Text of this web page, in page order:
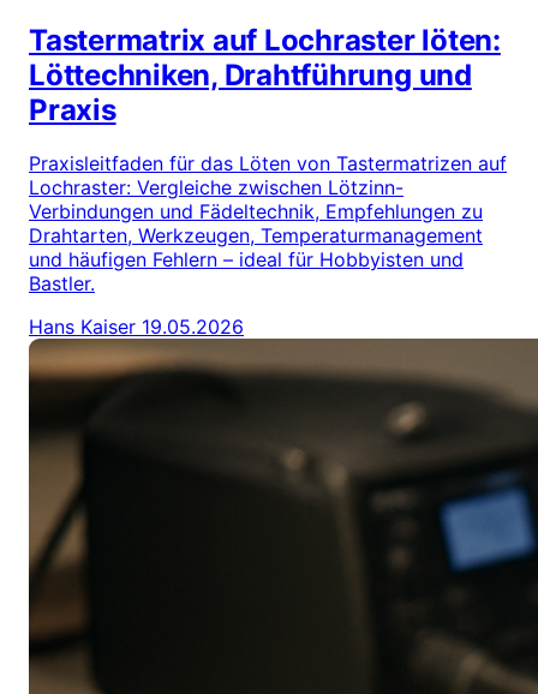
Tastermatrix auf Lochraster löten:
Löttechniken, Drahtführung und
Praxis
Praxisleitfaden für das Löten von Tastermatrizen auf
Lochraster: Vergleiche zwischen Lötzinn-
Verbindungen und Fädeltechnik, Empfehlungen zu
Drahtarten, Werkzeugen, Temperaturmanagement
und häufigen Fehlern – ideal für Hobbyisten und
Bastler.
Hans Kaiser 19.05.2026